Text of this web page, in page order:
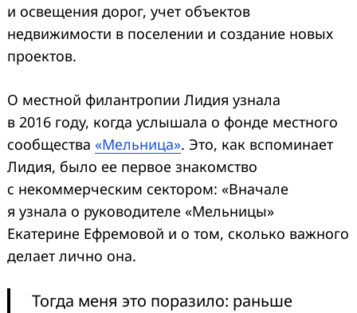
и освещения дорог, учет объектов
недвижимости в поселении и создание новых
проектов.
О местной филантропии Лидия узнала
в 2016 году, когда услышала о фонде местного
сообщества «Мельница». Это, как вспоминает
Лидия, было ее первое знакомство
с некоммерческим сектором: «Вначале
я узнала о руководителе «Мельницы»
Екатерине Ефремовой и о том, сколько важного
делает лично она.
Тогда меня это поразило: раньше